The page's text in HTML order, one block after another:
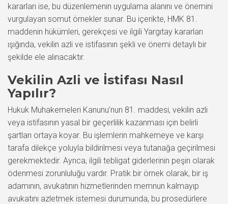
kararları ise, bu düzenlemenin uygulama alanını ve önemini
vurgulayan somut örnekler sunar. Bu içerikte, HMK 81.
maddenin hükümleri, gerekçesi ve ilgili Yargıtay kararları
ışığında, vekilin azli ve istifasının şekli ve önemi detaylı bir
şekilde ele alınacaktır.
Vekilin Azli ve İstifası Nasıl
Yapılır?
Hukuk Muhakemeleri Kanunu’nun 81. maddesi, vekilin azli
veya istifasının yasal bir geçerlilik kazanması için belirli
şartları ortaya koyar. Bu işlemlerin mahkemeye ve karşı
tarafa dilekçe yoluyla bildirilmesi veya tutanağa geçirilmesi
gerekmektedir. Ayrıca, ilgili tebligat giderlerinin peşin olarak
ödenmesi zorunluluğu vardır. Pratik bir örnek olarak, bir iş
adamının, avukatının hizmetlerinden memnun kalmayıp
avukatını azletmek istemesi durumunda, bu prosedürlere